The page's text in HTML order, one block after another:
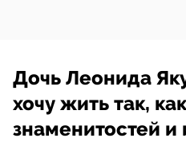
Дочь Леонида
хочу жить так,
знаменитостей и